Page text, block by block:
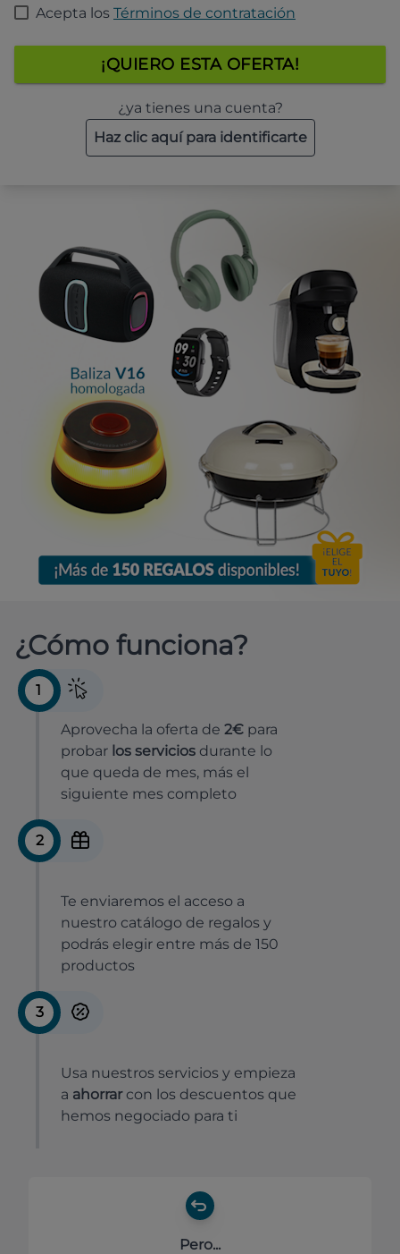
Acepta los Términos de contratación
¡QUIERO ESTA OFERTA!
¿ya tienes una cuenta?
Haz clic aquí para identificarte
¿Cómo funciona?
1
Aprovecha la oferta de 2€ para
probar los servicios durante lo
que queda de mes, más el
siguiente mes completo
2
Te enviaremos el acceso a
nuestro catálogo de regalos y
podrás elegir entre más de 150
productos
3
Usa nuestros servicios y empieza
a ahorrar con los descuentos que
hemos negociado para ti
Pero...